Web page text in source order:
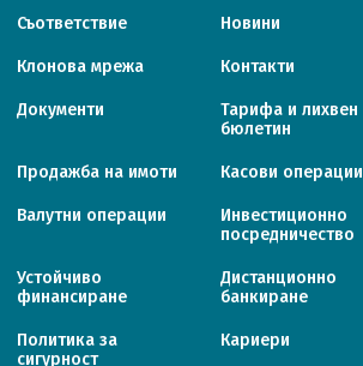
Съответствие Новини
Клонова мрежа Контакти
Документи
Тарифa и лихвен
бюлетин
Продажба на имоти Касови операции
Валутни операции
Инвестиционно
посредничество
Устойчиво
финансиране
Дистанционно
банкиране
Политика за
сигурност
Кариери